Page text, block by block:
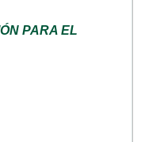
PARA EL